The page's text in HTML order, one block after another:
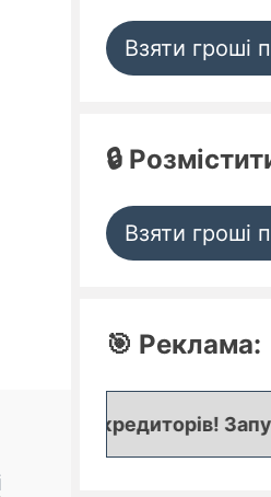
Взяти гроші
🔒
Взяти гроші
🎯 Реклама:
Запущено 🔒